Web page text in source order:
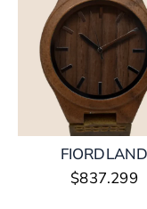
FIORDLAND
$837.299